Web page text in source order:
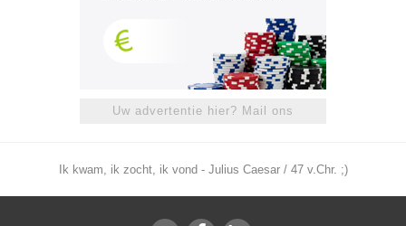
Uw advertentie hier? Mail ons
Ik kwam, ik zocht, ik vond - Julius Caesar / 47 v.Chr. ;)